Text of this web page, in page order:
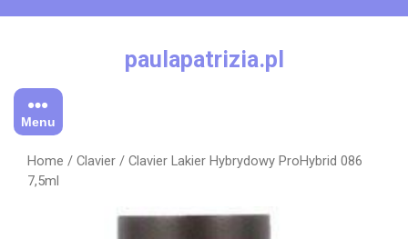
paulapatrizia.pl
Menu
Home / Clavier / Clavier Lakier Hybrydowy ProHybrid 086
7,5ml